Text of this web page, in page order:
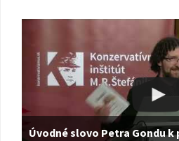
Úvodné slovo Petra Gondu k